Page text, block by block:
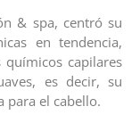
& spa, centró su
en tendencia,
capilares
es decir, su
para el cabello.